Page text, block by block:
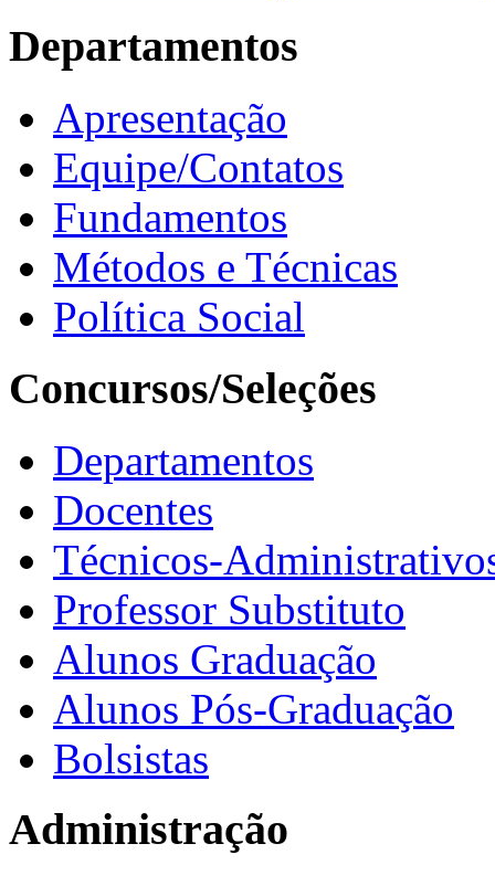
Departamentos
Apresentação
Equipe/Contatos
Fundamentos
Métodos e Técnicas
Política Social
Concursos/Seleções
Departamentos
Docentes
Técnicos-
Professor Substituto
Alunos Graduação
Alunos Pós-Graduação
Bolsistas
Administração